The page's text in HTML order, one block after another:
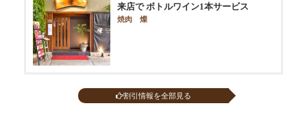
来店で ボトルワイン1本サービス
焼肉 燦
割引情報を全部見る